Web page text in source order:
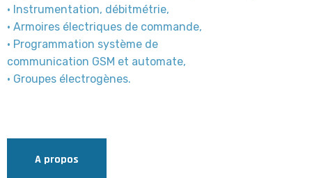
• Instrumentation, débitmétrie,
• Armoires électriques de commande,
• Programmation système de
communication GSM et automate,
• Groupes électrogènes.
A propos